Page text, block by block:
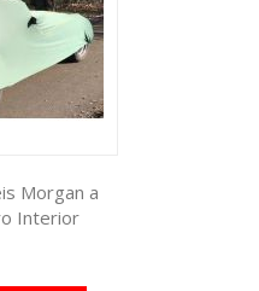
Morgan a
Interior